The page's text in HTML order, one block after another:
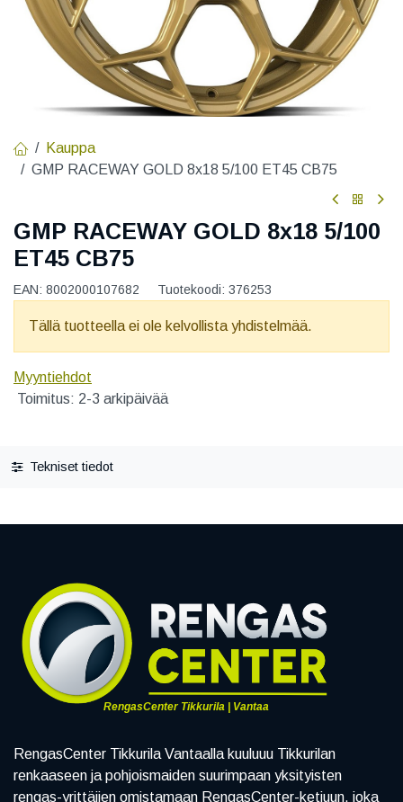
Kauppa
GMP RACEWAY GOLD 8x18 5/100 ET45 CB75
GMP RACEWAY GOLD 8x18 5/100
ET45 CB75
EAN: 8002000107682 Tuotekoodi: 376253
Tällä tuotteella ei ole kelvollista yhdistelmää.
Myyntiehdot
Toimitus: 2-3 arkipäivää
Tekniset tiedot
RengasCenter Tikkurila | Vantaa
RengasCenter Tikkurila Vantaalla kuuluuu Tikkurilan
renkaaseen ja pohjoismaiden suurimpaan yksityisten
rengas-yrittäjien omistamaan RengasCenter-ketjuun, joka